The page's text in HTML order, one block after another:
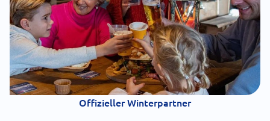
Offizieller Winterpartner